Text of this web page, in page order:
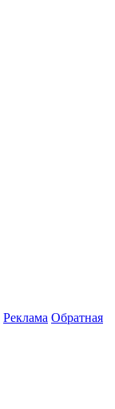
Реклама Обратная